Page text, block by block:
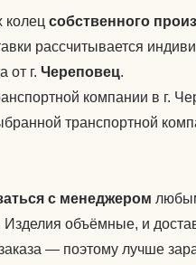
колецсобственного
рассчитывается
от г.Череповец.
компании в г.
транспортной
с менеджером
Изделия объёмные, и
— поэтому лучше